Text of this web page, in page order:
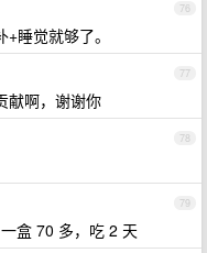
76
睡觉就够了。
77
献啊，谢谢你
78
79
盒 70 多，吃 2 天